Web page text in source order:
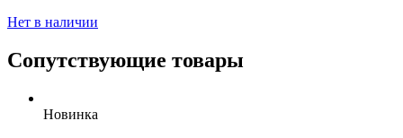
Нет в наличии
Сопутствующие товары
Новинка